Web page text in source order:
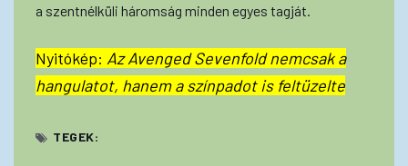
a szentnélküli háromság minden egyes tagját.
Nyitókép: Az Avenged Sevenfold nemcsak a
hangulatot, hanem a színpadot is feltüzelte
TEGEK: